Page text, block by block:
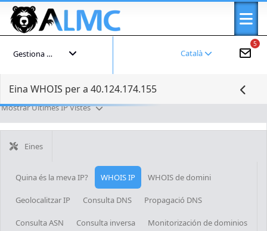
5
Català
Gestiona el teu compte
Eina WHOIS per a 40.124.174.155
Mostrar Últimes IP Vistes
Eines
Quina és la meva IP? WHOIS IP WHOIS de domini
Geolocalitzar IP Consulta DNS Propagació DNS
Consulta ASN Consulta inversa Monitorización de dominios